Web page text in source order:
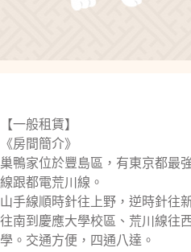
【一般租賃】
《房間簡介》
巢鴨家位於豐島區，有東京都最
線跟都電荒川線。
山手線順時針往上野，逆時針往
往南到慶應大學校區、荒川線往
學。交通方便，四通八達。